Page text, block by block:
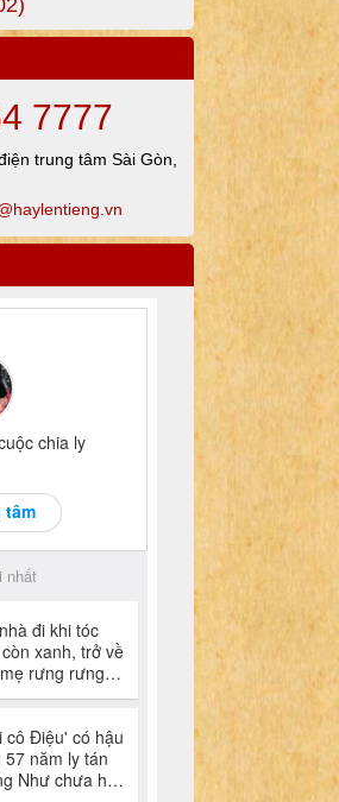
7777
trung tâm Sài Gòn,